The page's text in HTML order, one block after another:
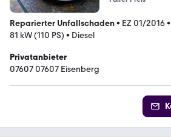
Reparierter Unfallschaden• EZ 01/2016•
81 kW (110 PS) • Diesel
Privatanbieter
07607 07607 Eisenberg